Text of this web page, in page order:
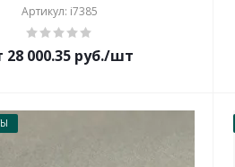
Артикул: i7385
28 000.35 руб./шт